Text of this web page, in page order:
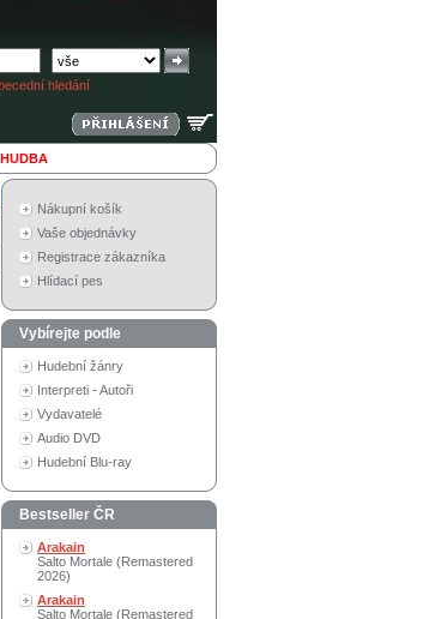
hledání
Nákupní košík
Vaše objednávky
Registrace zákazníka
Hlídací pes
Vybírejte podle
Hudební žánry
Interpreti - Autoři
Vydavatelé
Audio DVD
Hudební Blu-ray
Bestseller ČR
Arakain
Salto Mortale (Remastered
2026)
Arakain
Salto Mortale (Remastered